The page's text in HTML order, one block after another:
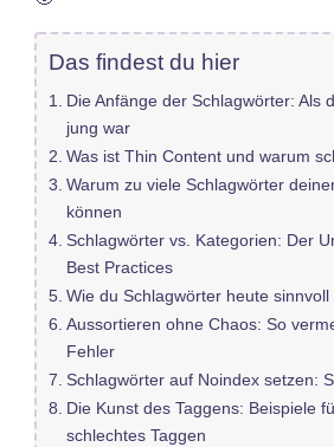
Das findest du hier
Die Anfänge der Schlagwörter: Als
jung war
Was ist Thin Content und warum
Warum zu viele Schlagwörter
können
Schlagwörter vs. Kategorien: Der
Best Practices
Wie du Schlagwörter heute sinnvoll
Aussortieren ohne Chaos: So
Fehler
Schlagwörter auf Noindex setzen:
Die Kunst des Taggens: Beispiele
schlechtes Taggen